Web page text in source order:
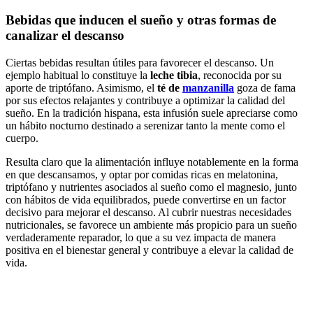
Bebidas que inducen el sueño y otras formas de
canalizar el descanso
Ciertas bebidas resultan útiles para favorecer el descanso. Un
ejemplo habitual lo constituye la leche tibia, reconocida por su
aporte de triptófano. Asimismo, el té de manzanilla goza de fama
por sus efectos relajantes y contribuye a optimizar la calidad del
sueño. En la tradición hispana, esta infusión suele apreciarse como
un hábito nocturno destinado a serenizar tanto la mente como el
cuerpo.
Resulta claro que la alimentación influye notablemente en la forma
en que descansamos, y optar por comidas ricas en melatonina,
triptófano y nutrientes asociados al sueño como el magnesio, junto
con hábitos de vida equilibrados, puede convertirse en un factor
decisivo para mejorar el descanso. Al cubrir nuestras necesidades
nutricionales, se favorece un ambiente más propicio para un sueño
verdaderamente reparador, lo que a su vez impacta de manera
positiva en el bienestar general y contribuye a elevar la calidad de
vida.